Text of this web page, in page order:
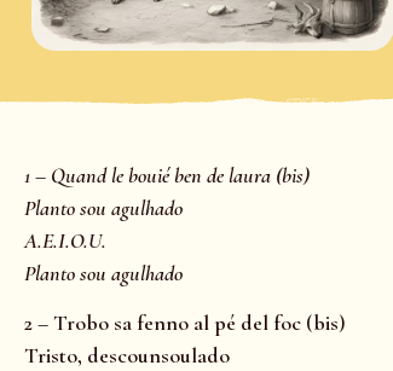
1 – Quand le bouié ben de laura (bis)
Planto sou agulhado
A.E.I.O.U.
Planto sou agulhado
2 – Trobo sa fenno al pé del foc (bis)
Tristo, descounsoulado